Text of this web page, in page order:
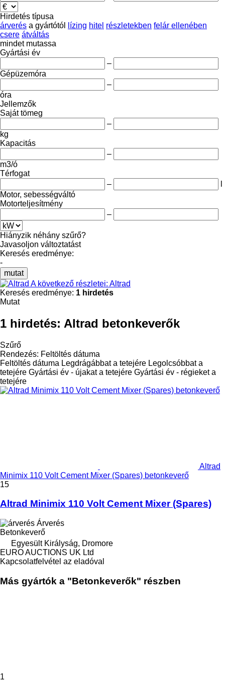
Hirdetés típusa
árverés a gyártótól lízing hitel részletekben felár ellenében
csere átváltás
mindet mutassa
Gyártási év
–
Gépüzemóra
–
óra
Jellemzők
Saját tömeg
–
kg
Kapacitás
–
m3/ó
Térfogat
–
Motor, sebességváltó
Motorteljesítmény
–
Hiányzik néhány szűrő?
Javasoljon változtatást
Keresés eredménye:
-
mutat
A következő részletei: Altrad
Keresés eredménye: 1 hirdetés
Mutat
1 hirdetés: Altrad betonkeverők
Szűrő
Rendezés: Feltöltés dátuma
Feltöltés dátuma Legdrágábbat a tetejére Legolcsóbbat a
tetejére Gyártási év - újakat a tetejére Gyártási év - régieket a
tetejére
Altrad
Minimix 110 Volt Cement Mixer (Spares) betonkeverő
15
Altrad Minimix 110 Volt Cement Mixer (Spares)
Árverés
Betonkeverő
Egyesült Királyság, Dromore
EURO AUCTIONS UK Ltd
Kapcsolatfelvétel az eladóval
Más gyártók a "Betonkeverők" részben
1